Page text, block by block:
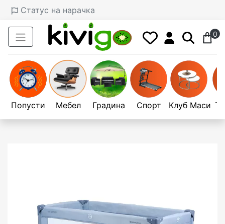
Статус на нарачка
0
Попусти Мебел Градина Спорт Клуб Маси